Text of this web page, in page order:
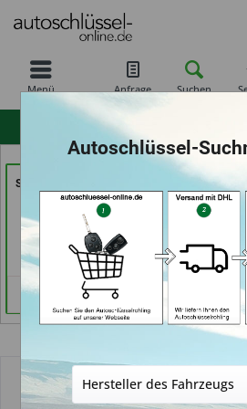
Menü Anfrage Suchen
Schlüssel- u. DL Service
(in Dresden)
Händlerprofil
Schuh-
BEKASCHO;
Kaufland (in
Autoschlüssel-